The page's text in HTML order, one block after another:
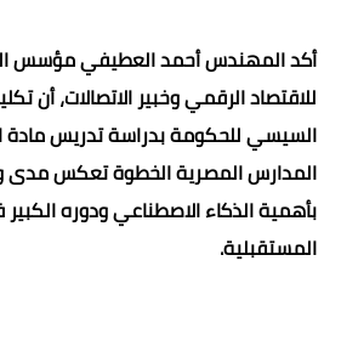
أكد المهندس أحمد العطيفي مؤسس
للاقتصاد الرقمي وخبير الاتصالات، أن
السيسي للحكومة بدراسة تدريس مادة
المدارس المصرية الخطوة تعكس مدى
بأهمية الذكاء الاصطناعي ودوره
المستقبلية.